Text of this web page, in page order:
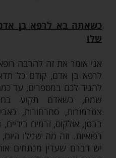
בסרטון: